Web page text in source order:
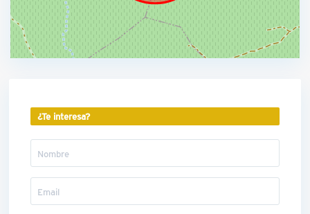
¿Te interesa?